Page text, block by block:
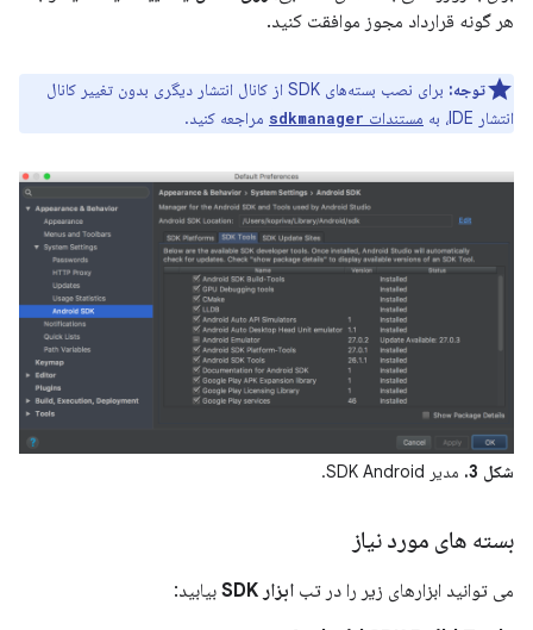
هر گونه قرارداد مجوز موافقت کنید.
توجه:
برای نصب بسته‌های SDK از کانال انتشار دیگری بدون تغییر کانال
انتشار IDE، به
مستندات sdkmanager مراجعه کنید.
شکل 3. مدیر SDK Android.
بسته های مورد نیاز
می توانید ابزارهای زیر را در تب ابزار SDK
بیابید: